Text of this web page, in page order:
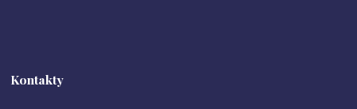
Kontakty